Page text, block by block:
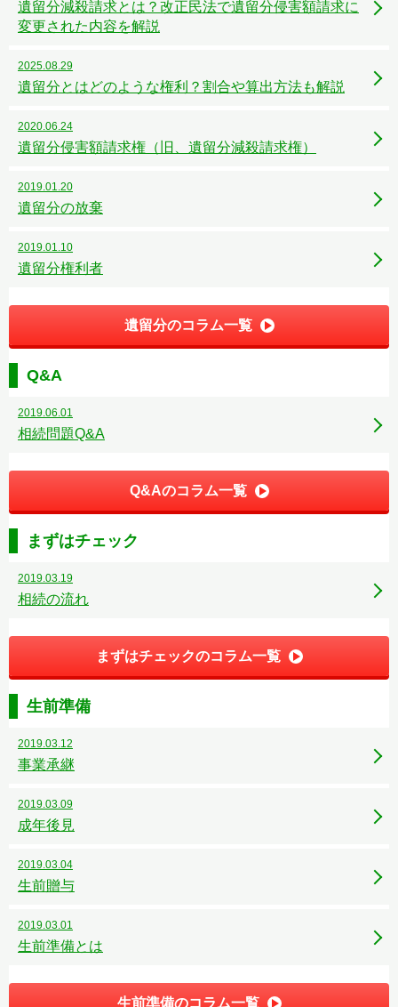
遺留分減殺請求とは？改正民法で遺留分侵害額請求に
変更された内容を解説
2025.08.29
遺留分とはどのような権利？割合や算出方法も解説
2020.06.24
遺留分侵害額請求権（旧、遺留分減殺請求権）
2019.01.20
遺留分の放棄
2019.01.10
遺留分権利者
遺留分のコラム一覧
Q&A
2019.06.01
相続問題Q&A
Q&Aのコラム一覧
まずはチェック
2019.03.19
相続の流れ
まずはチェックのコラム一覧
生前準備
2019.03.12
事業承継
2019.03.09
成年後見
2019.03.04
生前贈与
2019.03.01
生前準備とは
生前準備のコラム一覧